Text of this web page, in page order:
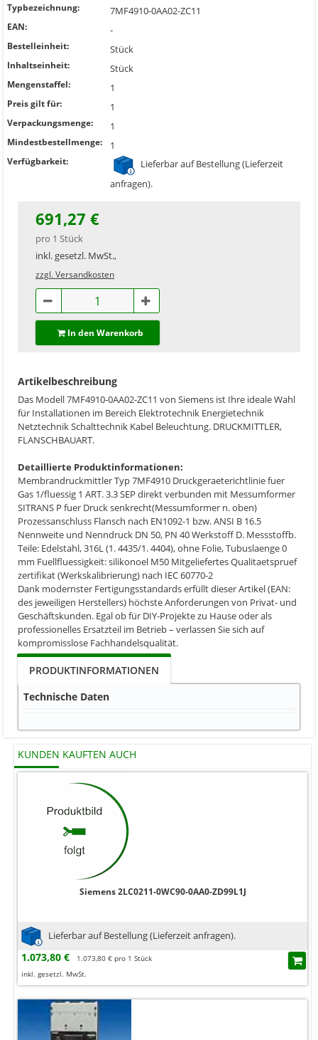
Typbezeichnung: 7MF4910-0AA02-ZC11
EAN: -
Bestelleinheit: Stück
Inhaltseinheit: Stück
Mengenstaffel: 1
Preis gilt für: 1
Verpackungsmenge: 1
Mindestbestellmenge: 1
Verfügbarkeit:
Lieferbar auf Bestellung (Lieferzeit
anfragen).
691,27 €
pro 1 Stück
inkl. gesetzl. MwSt.,
zzgl. Versandkosten
In den Warenkorb
Artikelbeschreibung
Das Modell 7MF4910-0AA02-ZC11 von Siemens ist Ihre ideale Wahl
für Installationen im Bereich Elektrotechnik Energietechnik
Netztechnik Schalttechnik Kabel Beleuchtung. DRUCKMITTLER,
FLANSCHBAUART.
Detaillierte Produktinformationen:
Membrandruckmittler Typ 7MF4910 Druckgeraeterichtlinie fuer
Gas 1/fluessig 1 ART. 3.3 SEP direkt verbunden mit Messumformer
SITRANS P fuer Druck senkrecht(Messumformer n. oben)
Prozessanschluss Flansch nach EN1092-1 bzw. ANSI B 16.5
Nennweite und Nenndruck DN 50, PN 40 Werkstoff D. Messstoffb.
Teile: Edelstahl, 316L (1. 4435/1. 4404), ohne Folie, Tubuslaenge 0
mm Fuellfluessigkeit: silikonoel M50 Mitgeliefertes Qualitaetspruef
zertifikat (Werkskalibrierung) nach IEC 60770-2
Dank modernster Fertigungsstandards erfüllt dieser Artikel (EAN:
des jeweiligen Herstellers) höchste Anforderungen von Privat- und
Geschäftskunden. Egal ob für DIY-Projekte zu Hause oder als
professionelles Ersatzteil im Betrieb – verlassen Sie sich auf
kompromisslose Fachhandelsqualität.
PRODUKTINFORMATIONEN
Technische Daten
KUNDEN KAUFTEN AUCH
Siemens 2LC0211-0WC90-0AA0-ZD99L1J
Lieferbar auf Bestellung (Lieferzeit anfragen).
1.073,80 €
1.073,80 € pro 1 Stück
inkl. gesetzl. MwSt.